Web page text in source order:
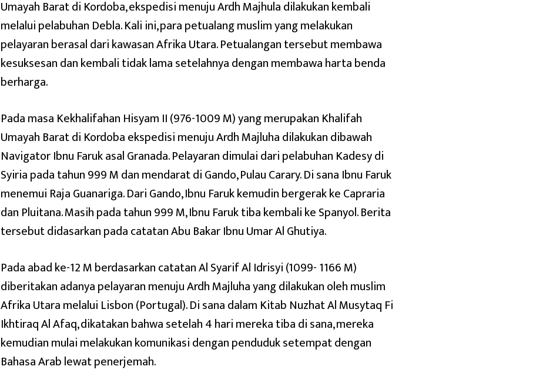
Umayah Barat di Kordoba, ekspedisi menuju Ardh Majhula dilakukan kembali
melalui pelabuhan Debla. Kali ini, para petualang muslim yang melakukan
pelayaran berasal dari kawasan Afrika Utara. Petualangan tersebut membawa
kesuksesan dan kembali tidak lama setelahnya dengan membawa harta benda
berharga.
Pada masa Kekhalifahan Hisyam II (976-1009 M) yang merupakan Khalifah
Umayah Barat di Kordoba ekspedisi menuju Ardh Majluha dilakukan dibawah
Navigator Ibnu Faruk asal Granada. Pelayaran dimulai dari pelabuhan Kadesy di
Syiria pada tahun 999 M dan mendarat di Gando, Pulau Carary. Di sana Ibnu Faruk
menemui Raja Guanariga. Dari Gando, Ibnu Faruk kemudin bergerak ke Capraria
dan Pluitana. Masih pada tahun 999 M, Ibnu Faruk tiba kembali ke Spanyol. Berita
tersebut didasarkan pada catatan Abu Bakar Ibnu Umar Al Ghutiya.
Pada abad ke-12 M berdasarkan catatan Al Syarif Al Idrisyi (1099- 1166 M)
diberitakan adanya pelayaran menuju Ardh Majluha yang dilakukan oleh muslim
Afrika Utara melalui Lisbon (Portugal). Di sana dalam Kitab Nuzhat Al Musytaq Fi
Ikhtiraq Al Afaq, dikatakan bahwa setelah 4 hari mereka tiba di sana, mereka
kemudian mulai melakukan komunikasi dengan penduduk setempat dengan
Bahasa Arab lewat penerjemah.